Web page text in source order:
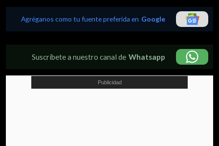
Agréganos como tu fuente preferida en Google
Suscríbete a nuestro canal de Whatsapp